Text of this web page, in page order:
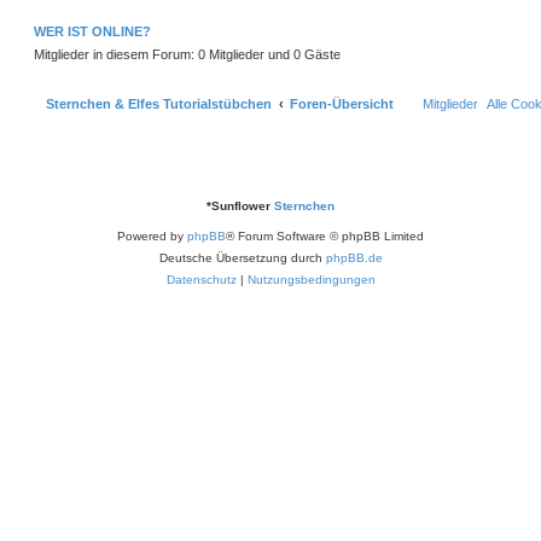
e
n
WER IST ONLINE?
Mitglieder in diesem Forum: 0 Mitglieder und 0 Gäste
Sternchen & Elfes Tutorialstübchen Foren-Übersicht Alle
Mitglieder
*Sunflower Sternchen
Powered by phpBB® Forum Software © phpBB Limited
Deutsche Übersetzung durch phpBB.de
Datenschutz | Nutzungsbedingungen